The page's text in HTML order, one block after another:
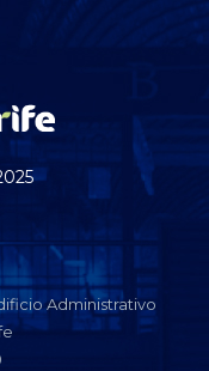
Administrativo